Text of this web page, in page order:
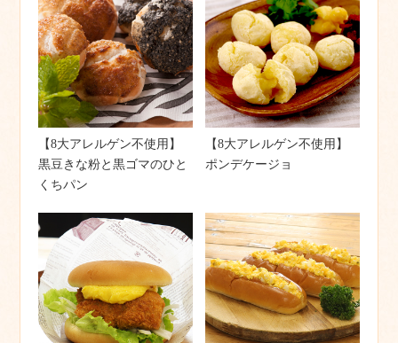
【8大アレルゲン不使用】
黒豆きな粉と黒ゴマのひと
くちパン
【8大アレルゲン不使用】
ポンデケージョ